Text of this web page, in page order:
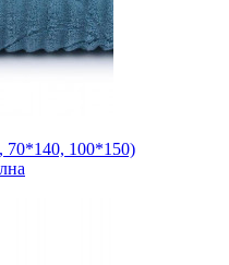
70*140, 100*150)